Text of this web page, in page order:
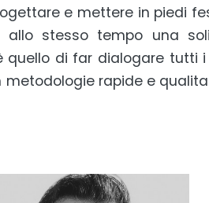
e mettere in piedi
allo stesso tempo una
quello di far dialogare tutti
metodologie rapide e